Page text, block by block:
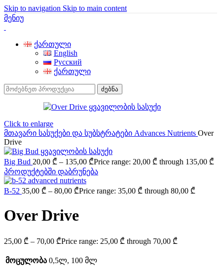
Skip to navigation Skip to main content
მენიუ
ქართული
English
Русский
ქართული
ძებნა
Click to enlarge
მთავარი სასუქები და სუბსტრატები Advances Nutrients Over
Drive
Big Bud 20,00 ₾ – 135,00 ₾Price range: 20,00 ₾ through 135,00 ₾
პროდუქტებში დაბრუნება
B-52 35,00 ₾ – 80,00 ₾Price range: 35,00 ₾ through 80,00 ₾
Over Drive
25,00 ₾ – 70,00 ₾Price range: 25,00 ₾ through 70,00 ₾
მოცულობა 0,5ლ, 100 მლ